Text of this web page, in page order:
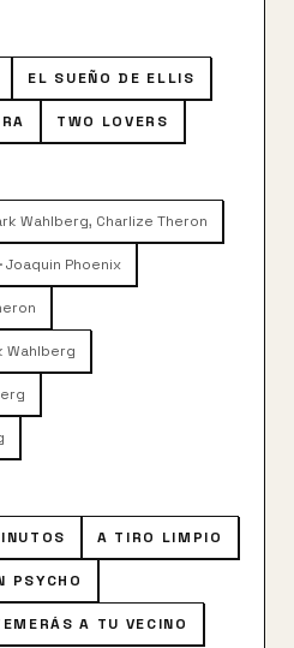
EL SUEÑO DE ELLIS
TWO LOVERS
Wahlberg, Charlize Theron
·Joaquin Phoenix
Wahlberg
A TIRO LIMPIO
PSYCHO
A TU VECINO